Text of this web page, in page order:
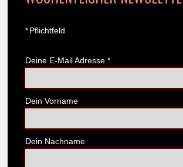
*Pflichtfeld
Deine E-Mail Adresse *
Dein Vorname
Dein Nachname